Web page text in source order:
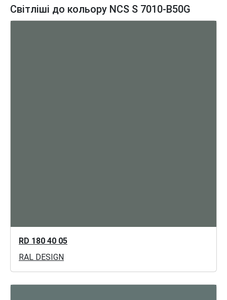
Світліші до кольору NCS S 7010-B50G
RD 180 40 05
RAL DESIGN